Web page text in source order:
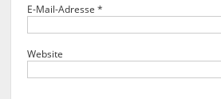
E-Mail-Adresse*
Website